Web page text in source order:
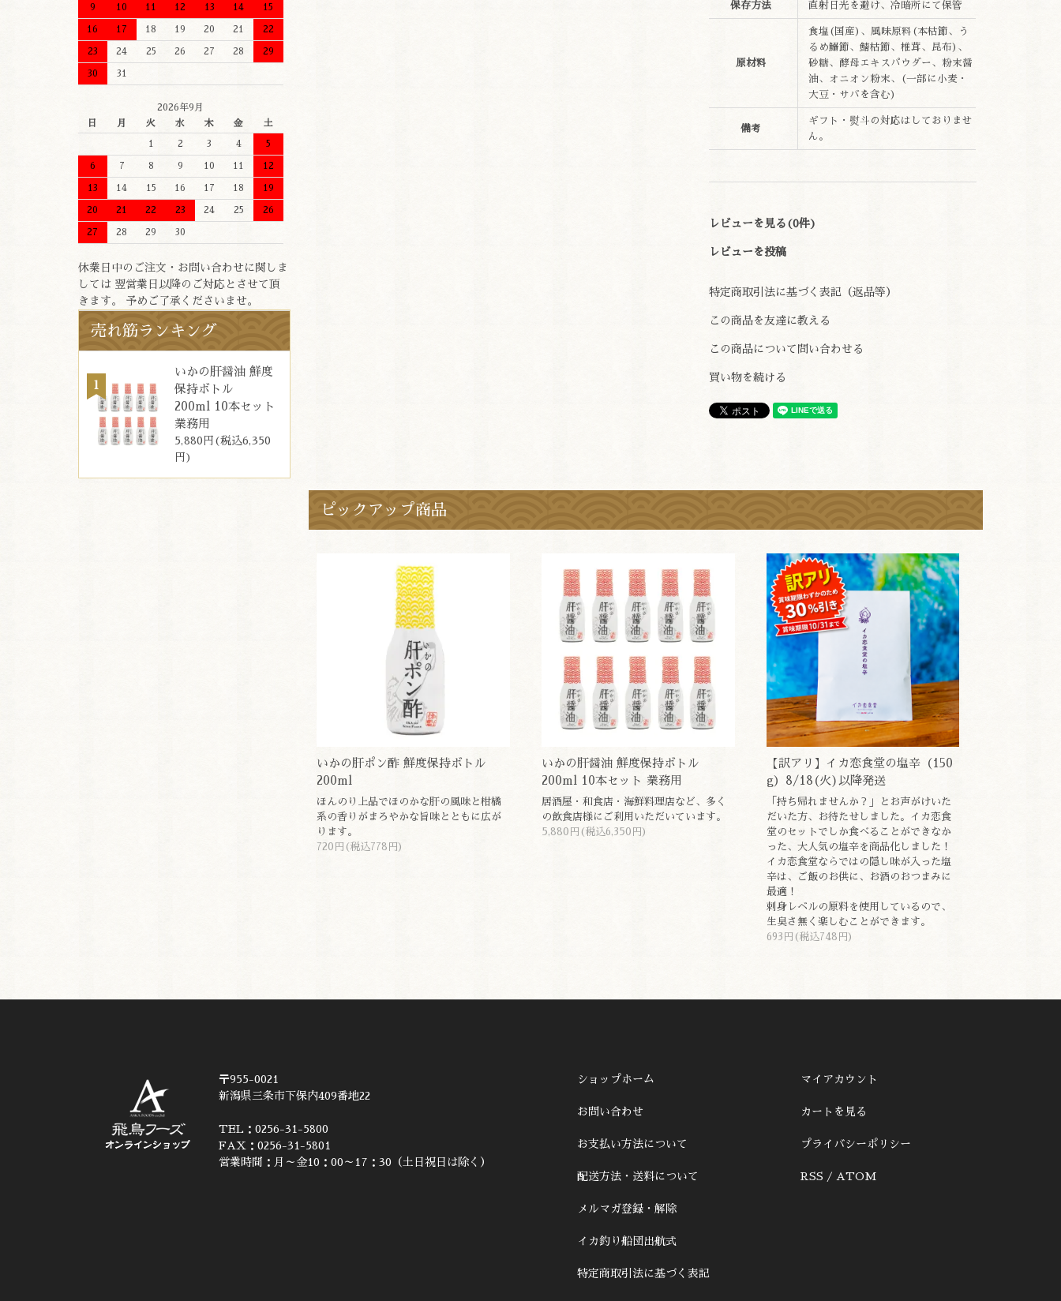
保存方法 直射日光を避け、冷暗所にて保管
原材料
食塩(国産)、風味原料(本枯節、う
るめ鰯節、鯖枯節、椎茸、昆布)、
砂糖、酵母エキスパウダー、粉末醤
油、オニオン粉末、(一部に小麦・
大豆・サバを含む)
備考
ギフト・熨斗の対応はしておりませ
ん。
レビューを見る(0件)
レビューを投稿
特定商取引法に基づく表記（返品等）
この商品を友達に教える
この商品について問い合わせる
買い物を続ける
ピックアップ商品
いかの肝ポン酢 鮮度保持ボトル
200ml
ほんのり上品でほのかな肝の風味と柑橘
系の香りがまろやかな旨味とともに広が
ります。
720円(税込778円)
いかの肝醤油 鮮度保持ボトル
200ml 10本セット 業務用
居酒屋・和食店・海鮮料理店など、多く
の飲食店様にご利用いただいています。
5,880円(税込6,350円)
【訳アリ】イカ恋食堂の塩辛（150
g）8/18(火)以降発送
「持ち帰れませんか？」とお声がけいた
だいた方、お待たせしました。イカ恋食
堂のセットでしか食べることができなか
った、大人気の塩辛を商品化しました！
イカ恋食堂ならではの隠し味が入った塩
辛は、ご飯のお供に、お酒のおつまみに
最適！
刺身レベルの原料を使用しているので、
生臭さ無く楽しむことができます。
693円(税込748円)
9 10 11 12 13 14 15
16 17 18 19 20 21 22
23 24 25 26 27 28 29
30 31
2026年9月
日
月 火 水 木 金 土
1 2 3 4 5
6 7 8 9 10 11 12
13 14 15 16 17 18 19
20 21 22 23 24 25 26
27 28 29 30
休業日中のご注文・お問い合わせに関しま
しては 翌営業日以降のご対応とさせて頂
きます。 予めご了承くださいませ。
売れ筋ランキング
いかの肝醤油 鮮度
保持ボトル
200ml 10本セット
業務用
5,880円(税込6,350
円)
〒955-0021
新潟県三条市下保内409番地22
TEL：0256-31-5800
FAX：0256-31-5801
営業時間：月～金10：00～17：30（土日祝日は除く）
ショップホーム
お問い合わせ
お支払い方法について
配送方法・送料について
メルマガ登録・解除
イカ釣り船団出航式
特定商取引法に基づく表記
マイアカウント
カートを見る
プライバシーポリシー
RSS / ATOM